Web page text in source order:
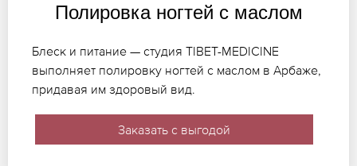
Полировка ногтей с маслом
Блеск и питание — студия TIBET-MEDICINE
выполняет полировку ногтей с маслом в Арбаже,
придавая им здоровый вид.
Заказать с выгодой